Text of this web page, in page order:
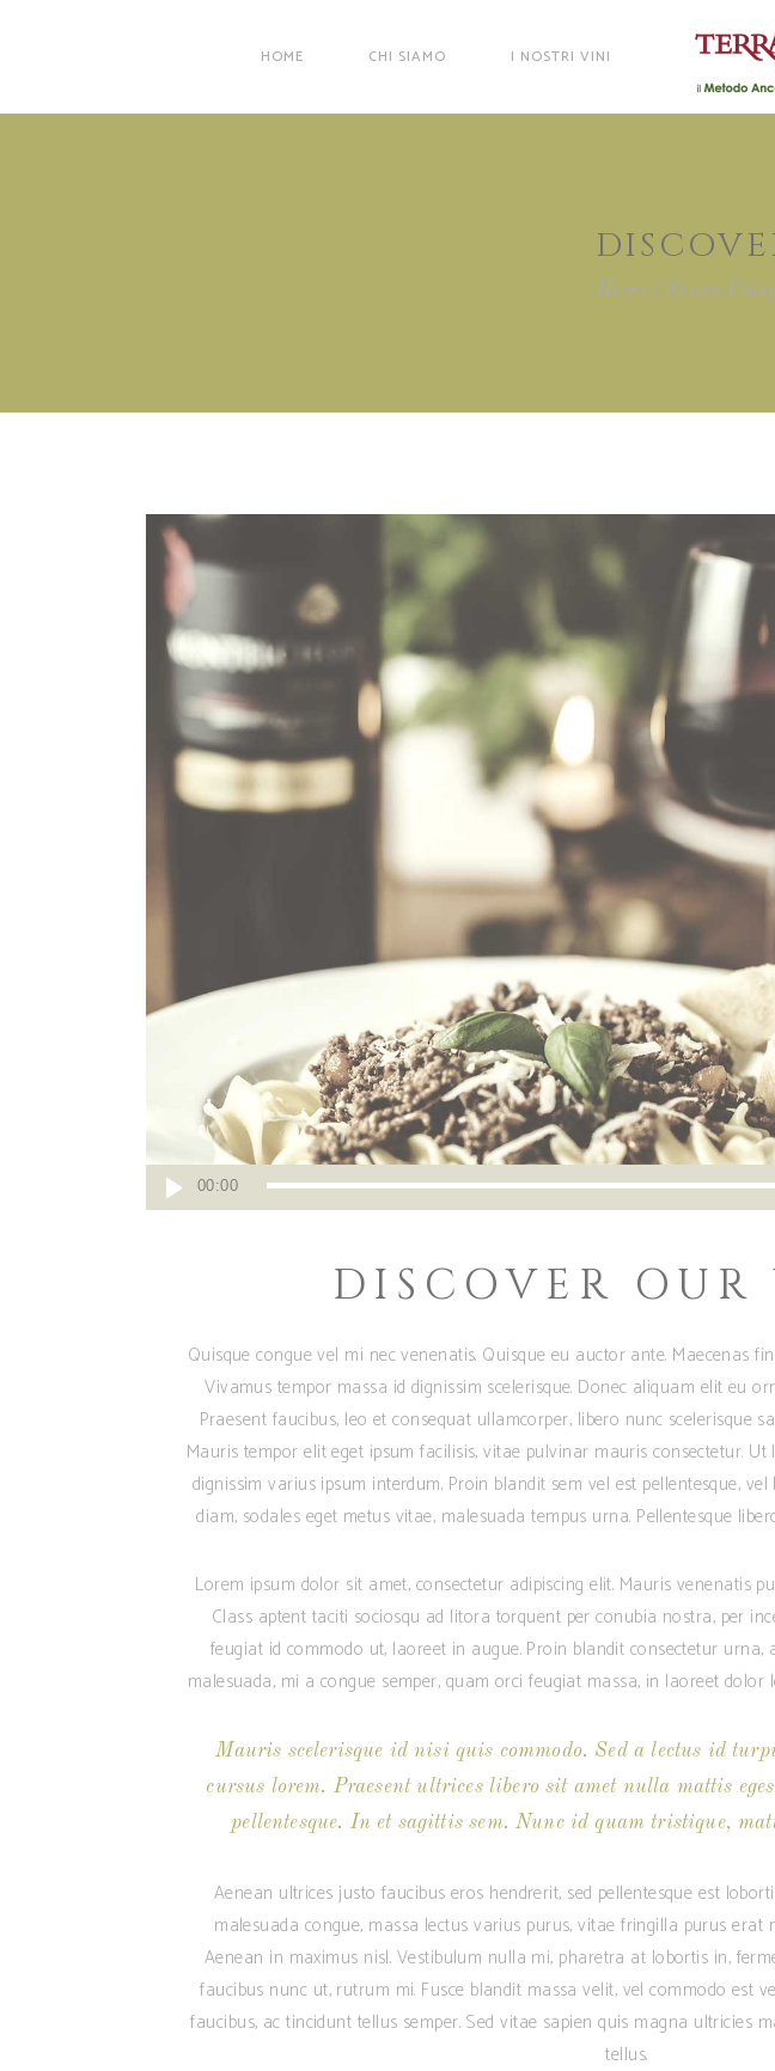
HOME CHI SIAMO I NOSTRI VINI
Home Senza
Audio
Player
00:00
DISCOVER OUR
Quisque congue vel mi nec venenatis. Quisque eu auctor ante. Maecenas
Vivamus tempor massa id dignissim scelerisque. Donec aliquam elit eu
Praesent faucibus, leo et consequat ullamcorper, libero nunc scelerisque
Mauris tempor elit eget ipsum facilisis, vitae pulvinar mauris consectetur.
dignissim varius ipsum interdum. Proin blandit sem vel est pellentesque,
diam, sodales eget metus vitae, malesuada tempus urna. Pellentesque
Lorem ipsum dolor sit amet, consectetur adipiscing elit. Mauris venenatis
Class aptent taciti sociosqu ad litora torquent per conubia nostra, per
feugiat id commodo ut, laoreet in augue. Proin blandit consectetur urna,
malesuada, mi a congue semper, quam orci feugiat massa, in laoreet dolor
Mauris scelerisque id nisi quis commodo. Sed a lectus id
cursus lorem. Praesent ultrices libero sit amet nulla mattis
pellentesque. In et sagittis sem. Nunc id quam tristique,
Aenean ultrices justo faucibus eros hendrerit, sed pellentesque est
malesuada congue, massa lectus varius purus, vitae fringilla purus erat
Aenean in maximus nisl. Vestibulum nulla mi, pharetra at lobortis in,
faucibus nunc ut, rutrum mi. Fusce blandit massa velit, vel commodo est
faucibus, ac tincidunt tellus semper. Sed vitae sapien quis magna ultricies
tellus.